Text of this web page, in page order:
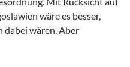
wäre es besser,
dabei wären. Aber